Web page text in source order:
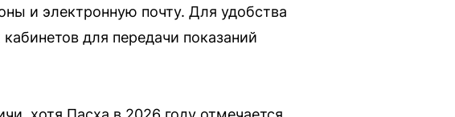
и электронную почту. Для удобства
для передачи показаний